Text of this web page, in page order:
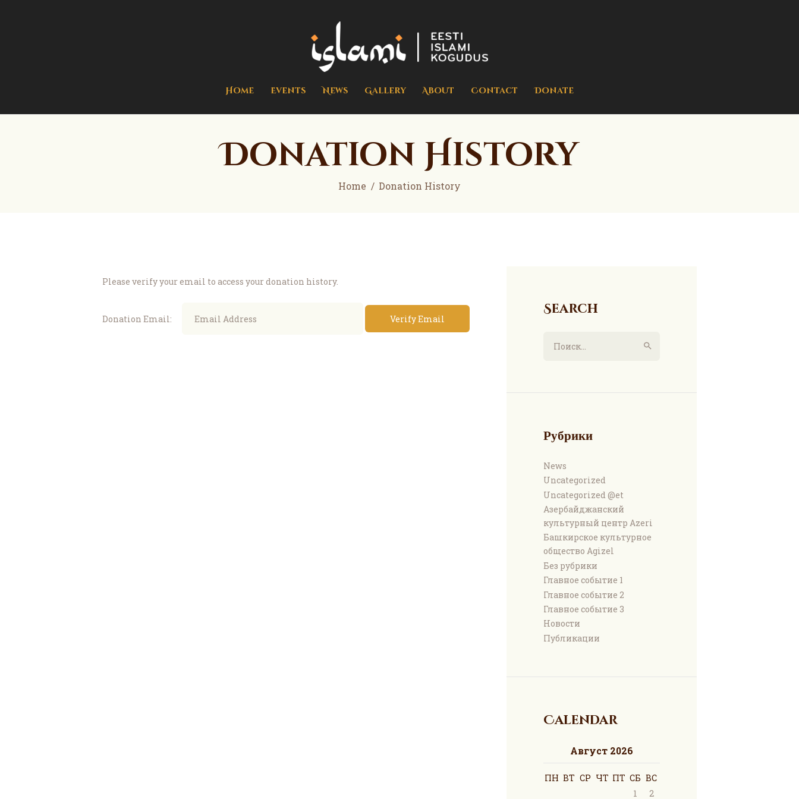
Home Events News Gallery About Contact Donate
Donation History
Home Donation History
islami.ee
Eesti Islami Kogudus
Events
News
Gallery
About
Contact
Donate
Please verify your email to access your donation history.
Donation Email:
Search
Рубрики
News
Uncategorized
Uncategorized @et
Азербайджанский
культурный центр Azeri
Башкирское культурное
общество Agizel
Без рубрики
Главное событие 1
Главное событие 2
Главное событие 3
Новости
Публикации
Calendar
Август 2026
ПН ВТ СР ЧТ ПТ СБ ВС
1
2